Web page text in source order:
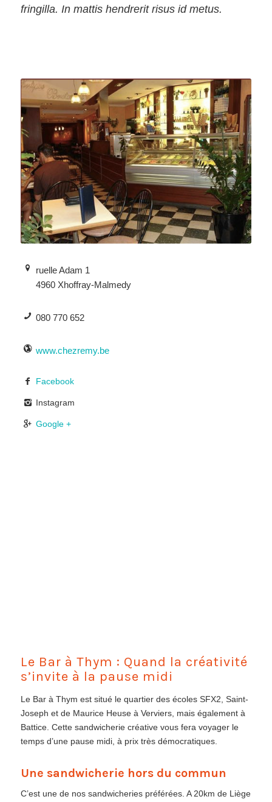
fringilla. In mattis hendrerit risus id metus.
ruelle Adam 1
4960 Xhoffray-Malmedy
080 770 652
www.chezremy.be
Facebook
Instagram
Google +
Le Bar à Thym : Quand la créativité
s’invite à la pause midi
Le Bar à Thym est situé le quartier des écoles SFX2, Saint-
Joseph et de Maurice Heuse à Verviers, mais également à
Battice. Cette sandwicherie créative vous fera voyager le
temps d’une pause midi, à prix très démocratiques.
Une sandwicherie hors du commun
C’est une de nos sandwicheries préférées. A 20km de Liège